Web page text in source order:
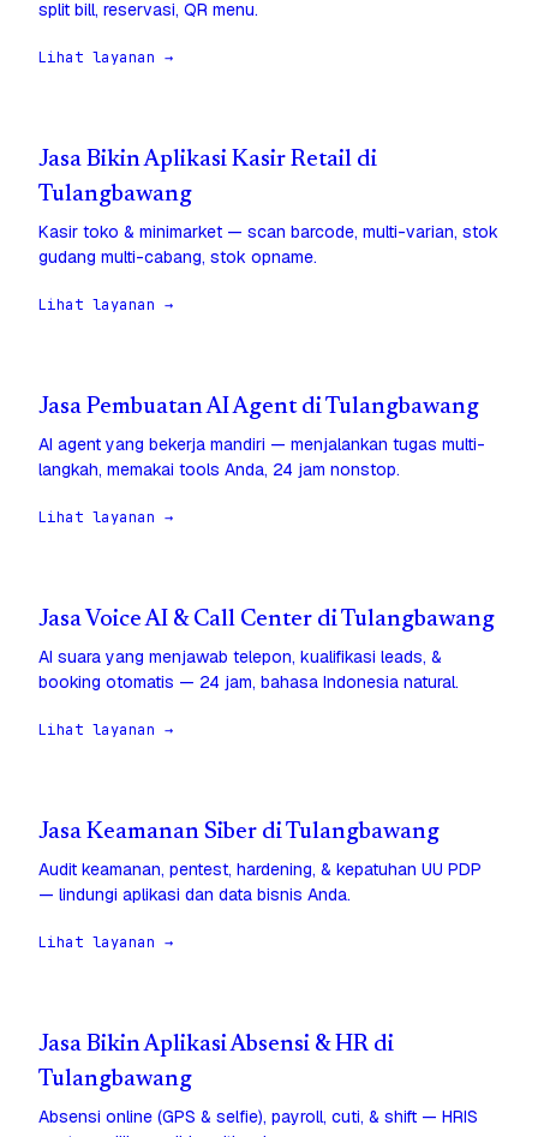
split bill, reservasi, QR menu.
Lihat layanan →
Jasa Bikin Aplikasi Kasir Retail di
Tulangbawang
Kasir toko & minimarket — scan barcode, multi-varian, stok
gudang multi-cabang, stok opname.
Lihat layanan →
Jasa Pembuatan AI Agent di Tulangbawang
AI agent yang bekerja mandiri — menjalankan tugas multi-
langkah, memakai tools Anda, 24 jam nonstop.
Lihat layanan →
Jasa Voice AI & Call Center di Tulangbawang
AI suara yang menjawab telepon, kualifikasi leads, &
booking otomatis — 24 jam, bahasa Indonesia natural.
Lihat layanan →
Jasa Keamanan Siber di Tulangbawang
Audit keamanan, pentest, hardening, & kepatuhan UU PDP
— lindungi aplikasi dan data bisnis Anda.
Lihat layanan →
Jasa Bikin Aplikasi Absensi & HR di
Tulangbawang
Absensi online (GPS & selfie), payroll, cuti, & shift — HRIS